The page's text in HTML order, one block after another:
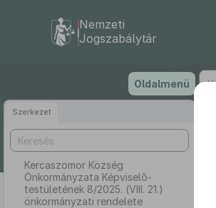
tartalomra
Nemzeti
Jogszabálytár
Oldalmenü
Szerkezet
Kercaszomor Község
Önkormányzata Képviselő-
testületének 8/2025. (VIII. 21.)
önkormányzati rendelete